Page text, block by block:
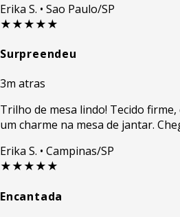
Erika S. • Sao Paulo/SP
★★★★★
Surpreendeu
3m atras
Trilho de mesa lindo! Tecido
um charme na mesa de jantar.
Erika S. • Campinas/SP
★★★★★
Encantada